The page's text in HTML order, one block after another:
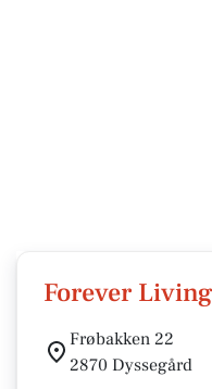
Forever
Frøbakken 22
2870 Dyssegård